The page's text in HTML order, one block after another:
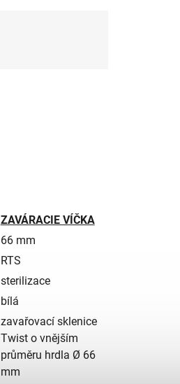
ZAVÁRACIE VÍČKA
66 mm
RTS
sterilizace
bílá
zavařovací sklenice
Twist o vnějším
průměru hrdla Ø 66
mm